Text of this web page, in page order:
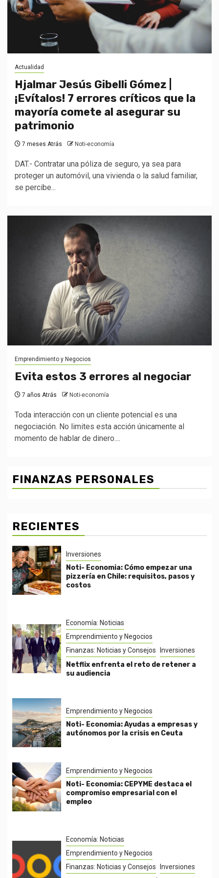
Actualidad
Hjalmar Jesús Gibelli Gómez |
¡Evítalos! 7 errores críticos que la
mayoría comete al asegurar su
patrimonio
7 meses Atrás Noti-economía
DAT.- Contratar una póliza de seguro, ya sea para
proteger un automóvil, una vivienda o la salud familiar,
se percibe...
Emprendimiento y Negocios
Evita estos 3 errores al negociar
7 años Atrás Noti-economía
Toda interacción con un cliente potencial es una
negociación. No limites esta acción únicamente al
momento de hablar de dinero....
FINANZAS PERSONALES
RECIENTES
Inversiones
Noti- Economia: Cómo empezar una
pizzería en Chile: requisitos, pasos y
costos
Economía: Noticias
Emprendimiento y Negocios
Finanzas: Noticias y Consejos
Inversiones
Netflix enfrenta el reto de retener a
su audiencia
Emprendimiento y Negocios
Noti- Economia: Ayudas a empresas y
autónomos por la crisis en Ceuta
Emprendimiento y Negocios
Noti- Economia: CEPYME destaca el
compromiso empresarial con el
empleo
Economía: Noticias
Emprendimiento y Negocios
Finanzas: Noticias y Consejos
Inversiones